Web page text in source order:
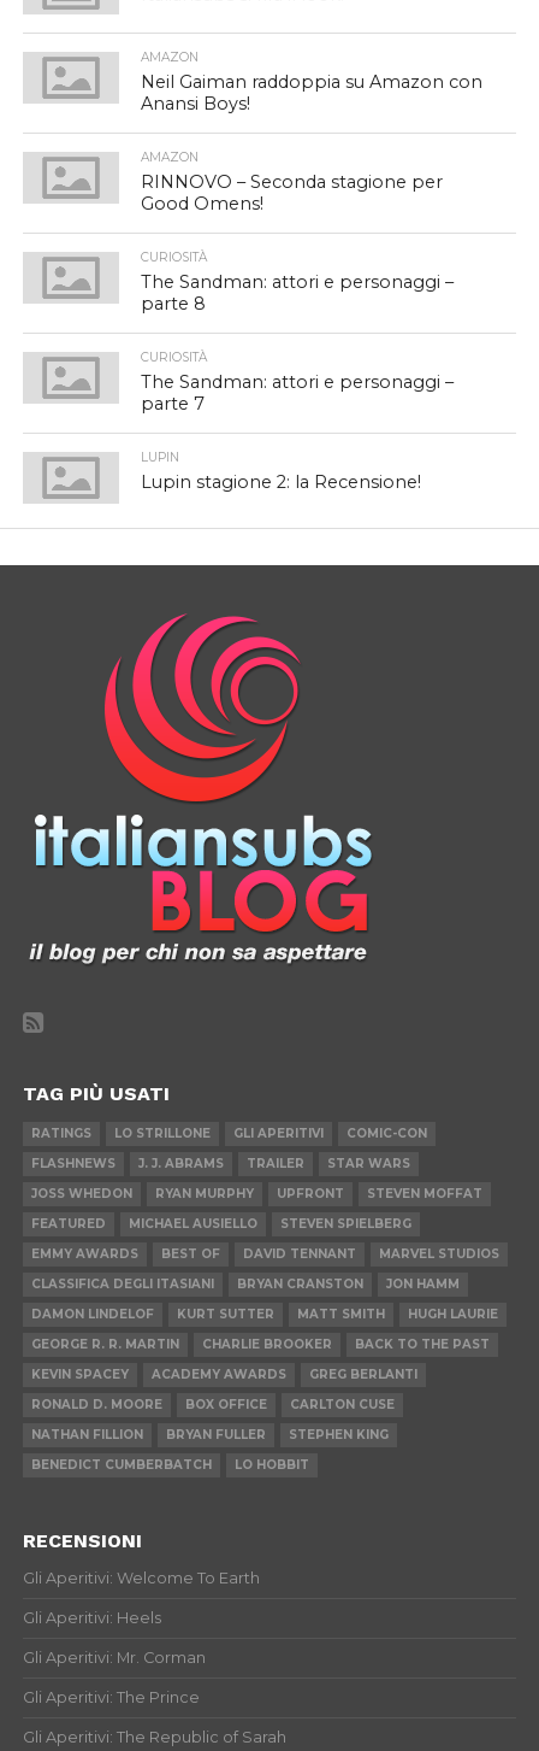
AMAZON
Neil Gaiman raddoppia su Amazon con
Anansi Boys!
AMAZON
RINNOVO – Seconda stagione per
Good Omens!
CURIOSITÀ
The Sandman: attori e personaggi –
parte 8
CURIOSITÀ
The Sandman: attori e personaggi –
parte 7
LUPIN
Lupin stagione 2: la Recensione!
TAG PIÙ USATI
RATINGS LO STRILLONE GLI APERITIVI
COMIC-CON
FLASHNEWS
J. J. ABRAMS TRAILER
STAR WARS
JOSS WHEDON
RYAN MURPHY UPFRONT
STEVEN MOFFAT
FEATURED
MICHAEL AUSIELLO
STEVEN SPIELBERG
EMMY AWARDS
BEST OF DAVID TENNANT
MARVEL STUDIOS
CLASSIFICA DEGLI ITASIANI
BRYAN CRANSTON
JON HAMM
DAMON LINDELOF
KURT SUTTER MATT SMITH
HUGH LAURIE
GEORGE R. R. MARTIN
CHARLIE BROOKER
BACK TO THE PAST
KEVIN SPACEY
ACADEMY AWARDS
GREG BERLANTI
RONALD D. MOORE
BOX OFFICE
CARLTON CUSE
NATHAN FILLION
BRYAN FULLER
STEPHEN KING
BENEDICT CUMBERBATCH
LO HOBBIT
RECENSIONI
Gli Aperitivi: Welcome To Earth
Gli Aperitivi: Heels
Gli Aperitivi: Mr. Corman
Gli Aperitivi: The Prince
Gli Aperitivi: The Republic of Sarah